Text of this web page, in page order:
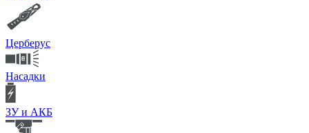
Церберус
Насадки
ЗУ и АКБ